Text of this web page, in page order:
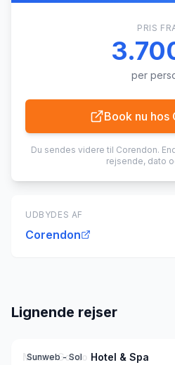
PRIS
per
Book nu hos
Du sendes videre til Corendon.
rejsende, dato
UDBYDES AF
Corendon
Lignende rejser
Sunweb - Sol
Monte Gordo Hotel & Spa